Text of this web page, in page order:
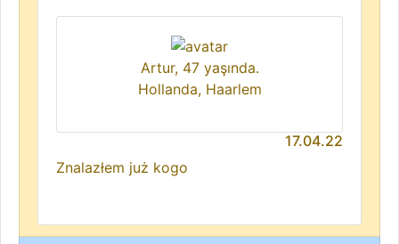
Artur, 47 yaşında.
Hollanda, Haarlem
17.04.22
Znalazłem już kogo